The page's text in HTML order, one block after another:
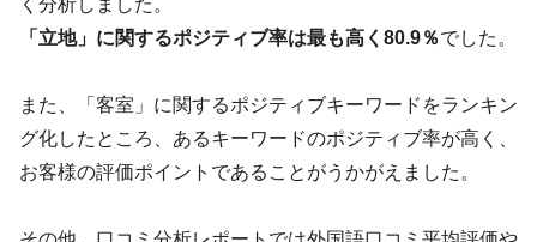
く分析しました。
「立地」に関するポジティブ率は最も高く80.9％でした。
また、「客室」に関するポジティブキーワードをランキン
グ化したところ、あるキーワードのポジティブ率が高く、
お客様の評価ポイントであることがうかがえました。